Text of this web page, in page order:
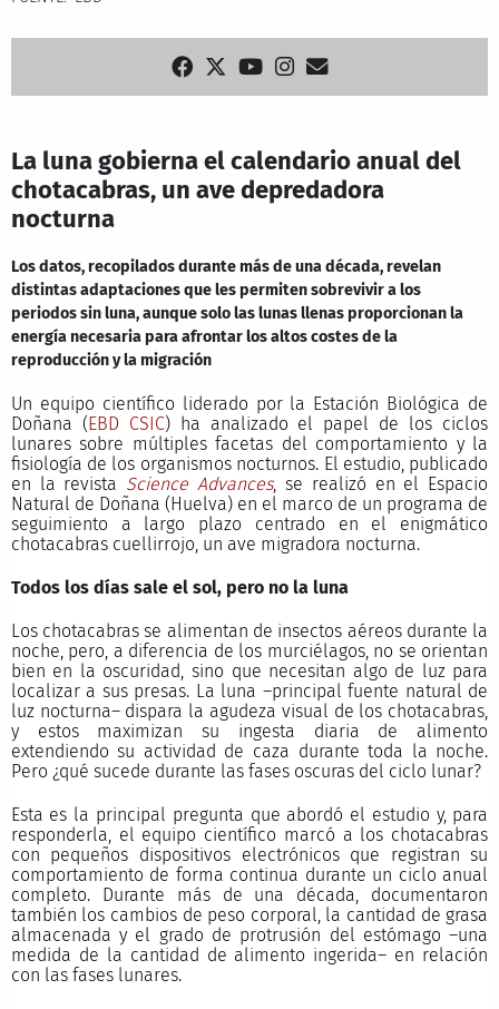
La luna gobierna el calendario anual del
chotacabras, un ave depredadora
nocturna
Los datos, recopilados durante más de una década, revelan
distintas adaptaciones que les permiten sobrevivir a los
periodos sin luna, aunque solo las lunas llenas proporcionan la
energía necesaria para afrontar los altos costes de la
reproducción y la migración
Un equipo científico liderado por la Estación Biológica de
Doñana (EBD CSIC) ha analizado el papel de los ciclos
lunares sobre múltiples facetas del comportamiento y la
fisiología de los organismos nocturnos. El estudio, publicado
en la revista Science Advances, se realizó en el Espacio
Natural de Doñana (Huelva) en el marco de un programa de
seguimiento a largo plazo centrado en el enigmático
chotacabras cuellirrojo, un ave migradora nocturna.
Todos los días sale el sol, pero no la luna
Los chotacabras se alimentan de insectos aéreos durante la
noche, pero, a diferencia de los murciélagos, no se orientan
bien en la oscuridad, sino que necesitan algo de luz para
localizar a sus presas. La luna –principal fuente natural de
luz nocturna– dispara la agudeza visual de los chotacabras,
y estos maximizan su ingesta diaria de alimento
extendiendo su actividad de caza durante toda la noche.
Pero ¿qué sucede durante las fases oscuras del ciclo lunar?
Esta es la principal pregunta que abordó el estudio y, para
responderla, el equipo científico marcó a los chotacabras
con pequeños dispositivos electrónicos que registran su
comportamiento de forma continua durante un ciclo anual
completo. Durante más de una década, documentaron
también los cambios de peso corporal, la cantidad de grasa
almacenada y el grado de protrusión del estómago –una
medida de la cantidad de alimento ingerida– en relación
con las fases lunares.